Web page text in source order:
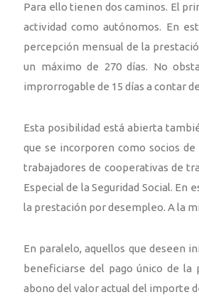
Para ello tienen dos caminos. El
actividad como autónomos. En
percepción mensual de la
un máximo de 270 días. No
improrrogable de 15 días a contar
Esta posibilidad está abierta
que se incorporen como socios
trabajadores de cooperativas de
Especial de la Seguridad Social. En
la prestación por desempleo. A la
En paralelo, aquellos que deseen
beneficiarse del pago único de la
abono del valor actual del importe